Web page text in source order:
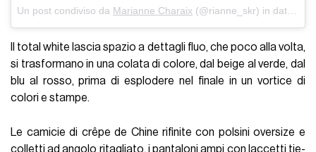
Un post condiviso da Marianne Charaix (@rianne_skr) in data:
Il total white lascia spazio a dettagli fluo, che poco alla volta,
si trasformano in una colata di colore, dal beige al verde, dal
blu al rosso, prima di esplodere nel finale in un vortice di
colori e stampe.
Le camicie di crêpe de Chine rifinite con polsini oversize e
colletti ad angolo ritagliato, i pantaloni ampi con laccetti tie-